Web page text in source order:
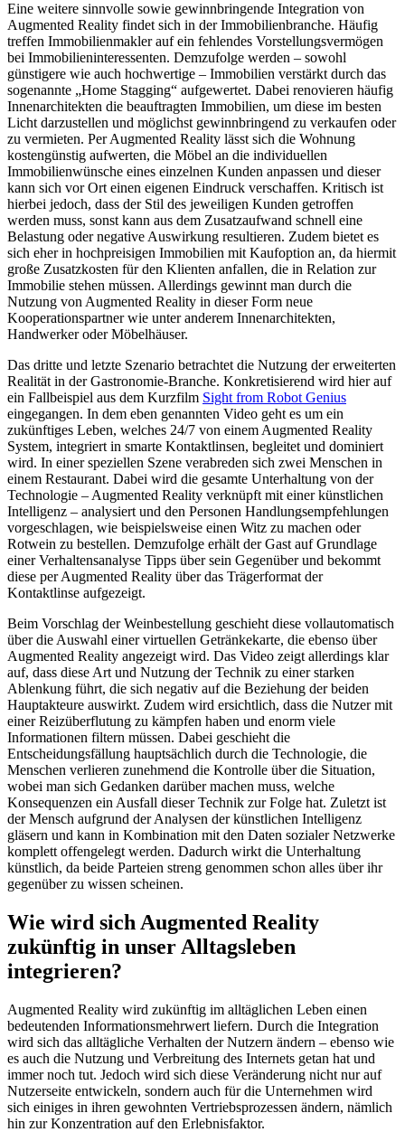
Eine weitere sinnvolle sowie gewinnbringende Integration von
Augmented Reality findet sich in der Immobilienbranche. Häufig
treffen Immobilienmakler auf ein fehlendes Vorstellungsvermögen
bei Immobilieninteressenten. Demzufolge werden – sowohl
günstigere wie auch hochwertige – Immobilien verstärkt durch das
sogenannte „Home Stagging“ aufgewertet. Dabei renovieren häufig
Innenarchitekten die beauftragten Immobilien, um diese im besten
Licht darzustellen und möglichst gewinnbringend zu verkaufen oder
zu vermieten. Per Augmented Reality lässt sich die Wohnung
kostengünstig aufwerten, die Möbel an die individuellen
Immobilienwünsche eines einzelnen Kunden anpassen und dieser
kann sich vor Ort einen eigenen Eindruck verschaffen. Kritisch ist
hierbei jedoch, dass der Stil des jeweiligen Kunden getroffen
werden muss, sonst kann aus dem Zusatzaufwand schnell eine
Belastung oder negative Auswirkung resultieren. Zudem bietet es
sich eher in hochpreisigen Immobilien mit Kaufoption an, da hiermit
große Zusatzkosten für den Klienten anfallen, die in Relation zur
Immobilie stehen müssen. Allerdings gewinnt man durch die
Nutzung von Augmented Reality in dieser Form neue
Kooperationspartner wie unter anderem Innenarchitekten,
Handwerker oder Möbelhäuser.
Das dritte und letzte Szenario betrachtet die Nutzung der erweiterten
Realität in der Gastronomie-Branche. Konkretisierend wird hier auf
ein Fallbeispiel aus dem Kurzfilm Sight from Robot Genius
eingegangen. In dem eben genannten Video geht es um ein
zukünftiges Leben, welches 24/7 von einem Augmented Reality
System, integriert in smarte Kontaktlinsen, begleitet und dominiert
wird. In einer speziellen Szene verabreden sich zwei Menschen in
einem Restaurant. Dabei wird die gesamte Unterhaltung von der
Technologie – Augmented Reality verknüpft mit einer künstlichen
Intelligenz – analysiert und den Personen Handlungsempfehlungen
vorgeschlagen, wie beispielsweise einen Witz zu machen oder
Rotwein zu bestellen. Demzufolge erhält der Gast auf Grundlage
einer Verhaltensanalyse Tipps über sein Gegenüber und bekommt
diese per Augmented Reality über das Trägerformat der
Kontaktlinse aufgezeigt.
Beim Vorschlag der Weinbestellung geschieht diese vollautomatisch
über die Auswahl einer virtuellen Getränkekarte, die ebenso über
Augmented Reality angezeigt wird. Das Video zeigt allerdings klar
auf, dass diese Art und Nutzung der Technik zu einer starken
Ablenkung führt, die sich negativ auf die Beziehung der beiden
Hauptakteure auswirkt. Zudem wird ersichtlich, dass die Nutzer mit
einer Reizüberflutung zu kämpfen haben und enorm viele
Informationen filtern müssen. Dabei geschieht die
Entscheidungsfällung hauptsächlich durch die Technologie, die
Menschen verlieren zunehmend die Kontrolle über die Situation,
wobei man sich Gedanken darüber machen muss, welche
Konsequenzen ein Ausfall dieser Technik zur Folge hat. Zuletzt ist
der Mensch aufgrund der Analysen der künstlichen Intelligenz
gläsern und kann in Kombination mit den Daten sozialer Netzwerke
komplett offengelegt werden. Dadurch wirkt die Unterhaltung
künstlich, da beide Parteien streng genommen schon alles über ihr
gegenüber zu wissen scheinen.
Wie wird sich Augmented Reality
zukünftig in unser Alltagsleben
integrieren?
Augmented Reality wird zukünftig im alltäglichen Leben einen
bedeutenden Informationsmehrwert liefern. Durch die Integration
wird sich das alltägliche Verhalten der Nutzern ändern – ebenso wie
es auch die Nutzung und Verbreitung des Internets getan hat und
immer noch tut. Jedoch wird sich diese Veränderung nicht nur auf
Nutzerseite entwickeln, sondern auch für die Unternehmen wird
sich einiges in ihren gewohnten Vertriebsprozessen ändern, nämlich
hin zur Konzentration auf den Erlebnisfaktor.